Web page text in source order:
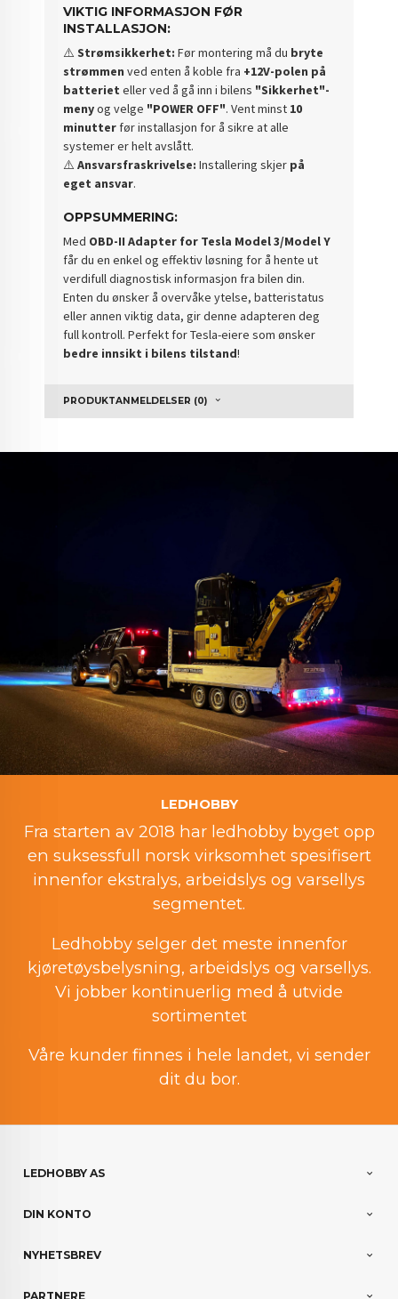
VIKTIG INFORMASJON FØR
INSTALLASJON:
⚠️Strømsikkerhet: Før montering må du bryte
strømmen ved enten å koble fra +12V-polen på
batteriet eller ved å gå inn i bilens "Sikkerhet"-
menyog velge "POWER OFF". Vent minst 10
minutter før installasjon for å sikre at alle
systemer er helt avslått.
⚠️Ansvarsfraskrivelse: Installering skjer på
eget ansvar.
OPPSUMMERING:
Med OBD-II Adapter for Tesla Model 3/Model Y
får du en enkel og effektiv løsning for å hente ut
verdifull diagnostisk informasjon fra bilen din.
Enten du ønsker å overvåke ytelse, batteristatus
eller annen viktig data, gir denne adapteren deg
full kontroll. Perfekt for Tesla-eiere som ønsker
bedre innsikt i bilens tilstand!
PRODUKTANMELDELSER (0)
LEDHOBBY
Fra starten av 2018 har ledhobby byget opp
en suksessfull norsk virksomhet spesifisert
innenfor ekstralys, arbeidslys og varsellys
segmentet.
Ledhobby selger det meste innenfor
kjøretøysbelysning, arbeidslys og varsellys.
Vi jobber kontinuerlig med å utvide
sortimentet
Våre kunder finnes i hele landet, vi sender
dit du bor.
LEDHOBBY AS
DIN KONTO
NYHETSBREV
PARTNERE